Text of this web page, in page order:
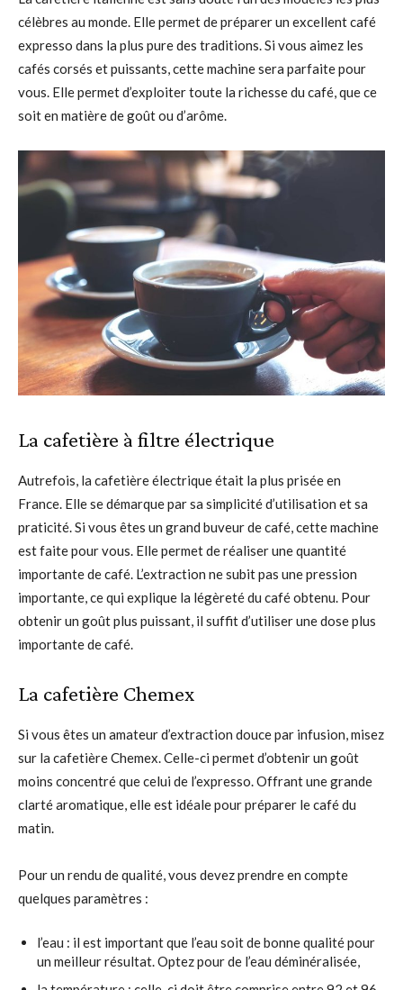
célèbres au monde. Elle permet de préparer un excellent café
expresso dans la plus pure des traditions. Si vous aimez les
cafés corsés et puissants, cette machine sera parfaite pour
vous. Elle permet d’exploiter toute la richesse du café, que ce
soit en matière de goût ou d’arôme.
La cafetière à filtre électrique
Autrefois, la cafetière électrique était la plus prisée en
France. Elle se démarque par sa simplicité d’utilisation et sa
praticité. Si vous êtes un grand buveur de café, cette machine
est faite pour vous. Elle permet de réaliser une quantité
importante de café. L’extraction ne subit pas une pression
importante, ce qui explique la légèreté du café obtenu. Pour
obtenir un goût plus puissant, il suffit d’utiliser une dose plus
importante de café.
La cafetière Chemex
Si vous êtes un amateur d’extraction douce par infusion, misez
sur la cafetière Chemex. Celle-ci permet d’obtenir un goût
moins concentré que celui de l’expresso. Offrant une grande
clarté aromatique, elle est idéale pour préparer le café du
matin.
Pour un rendu de qualité, vous devez prendre en compte
quelques paramètres :
l’eau : il est important que l’eau soit de bonne qualité pour
un meilleur résultat. Optez pour de l’eau déminéralisée,